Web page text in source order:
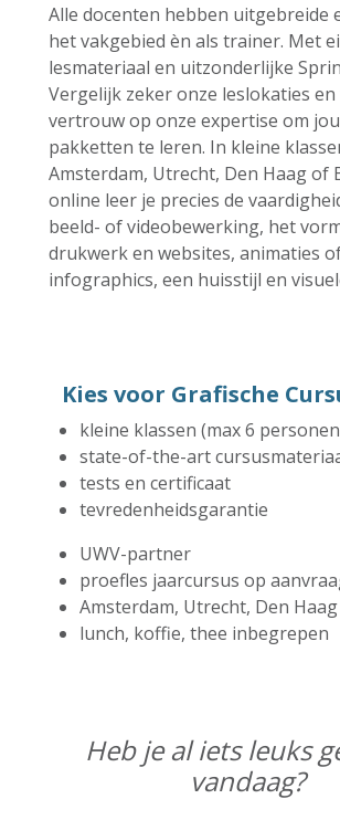
Alle docenten hebben uitgebreide
het vakgebied èn als trainer. Met
lesmateriaal en uitzonderlijke
Vergelijk zeker onze leslokaties
vertrouw op onze expertise om
pakketten te leren. In kleine
Amsterdam, Utrecht, Den Haag of
online leer je precies de
beeld- of videobewerking, het
drukwerk en websites, animaties
infographics, een huisstijl en
Kies voor Grafische
kleine klassen (max 6
state-of-the-art
tests en certificaat
tevredenheidsgarantie
UWV-partner
proefles jaarcursus op
Amsterdam, Utrecht, Den
lunch, koffie, thee inbegrepen
Heb je al iets leuks
vandaag?